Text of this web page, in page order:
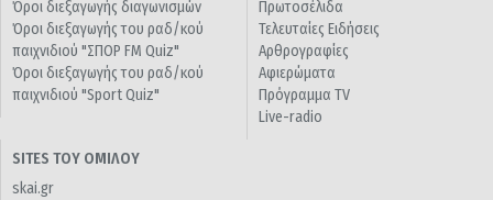
Όροι διεξαγωγής διαγωνισμών
Όροι διεξαγωγής του ραδ/κού
παιχνιδιού "ΣΠΟΡ FM Quiz"
Όροι διεξαγωγής του ραδ/κού
παιχνιδιού "Sport Quiz"
Πρωτοσέλιδα
Τελευταίες Ειδήσεις
Αρθρογραφίες
Αφιερώματα
Πρόγραμμα TV
Live-radio
SITES ΤΟΥ ΟΜΙΛΟΥ
skai.gr